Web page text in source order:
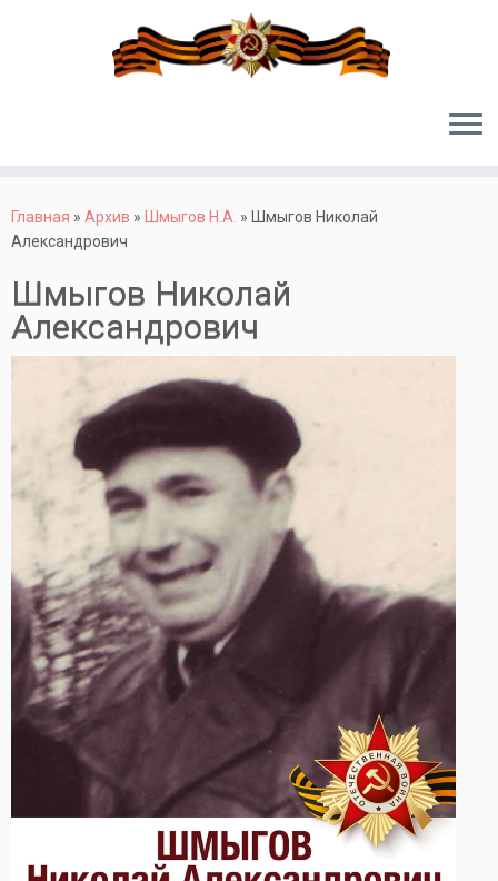
содержимому
Главная » Архив » Шмыгов Н.А. » Шмыгов Николай
Александрович
Шмыгов Николай
Александрович